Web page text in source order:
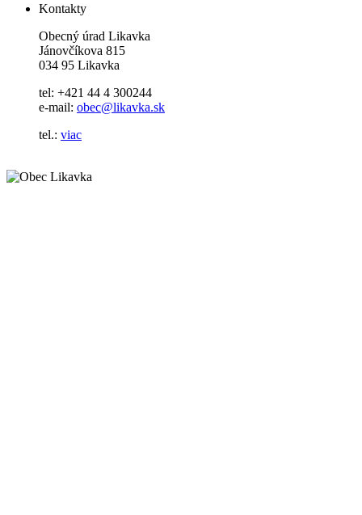
Kontakty
Obecný úrad Likavka
Jánovčíkova 815
034 95 Likavka
tel: +421 44 4 300244
e-mail: obec@likavka.sk
tel.: viac